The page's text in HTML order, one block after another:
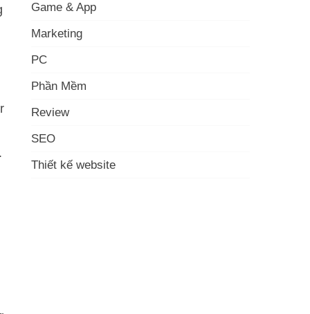
Game & App
Marketing
PC
Phần Mềm
Review
SEO
Thiết kế website